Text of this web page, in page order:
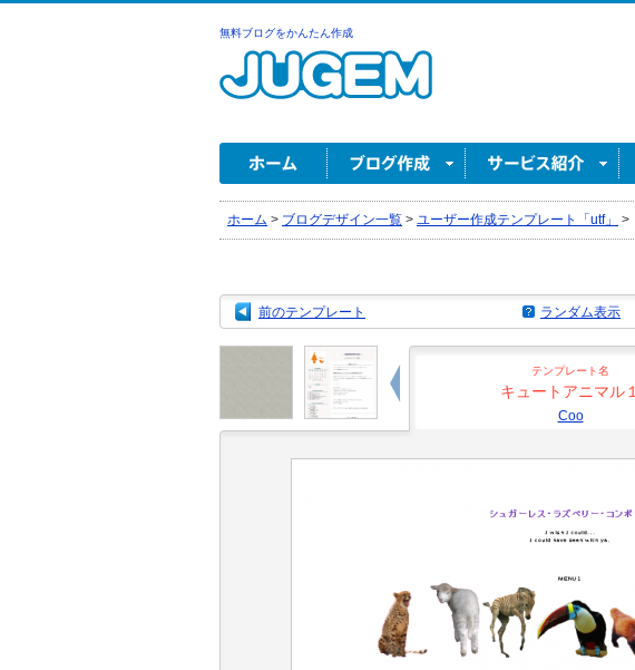
無料ブログをかんたん作成
ホーム > ブログデザイン一覧 > ユーザー作成テンプレート「utf」 >
前のテンプレート ランダム表示
テンプレート名
キュートアニマル１
Coo